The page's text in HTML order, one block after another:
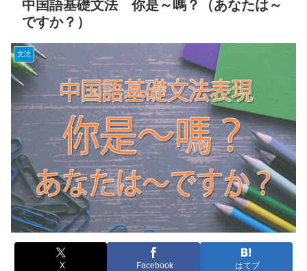
中国語基礎文法 你是～嗎？（あなたは～
ですか？）
文法
X Facebook はてブ